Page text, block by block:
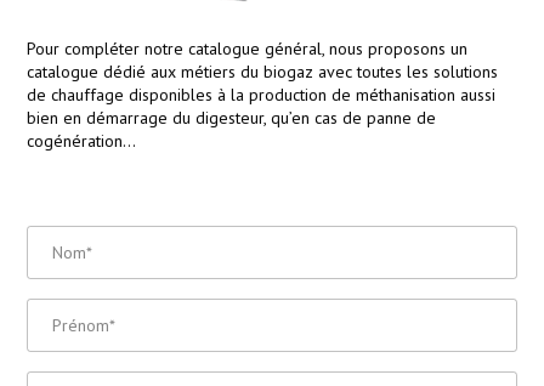
Pour compléter notre catalogue général, nous proposons un
catalogue dédié aux métiers du biogaz avec toutes les solutions
de chauffage disponibles à la production de méthanisation aussi
bien en démarrage du digesteur, qu’en cas de panne de
cogénération…